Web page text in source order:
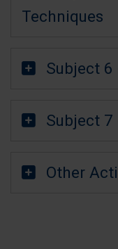
Techniques
Subject 6
Subject 7
Other